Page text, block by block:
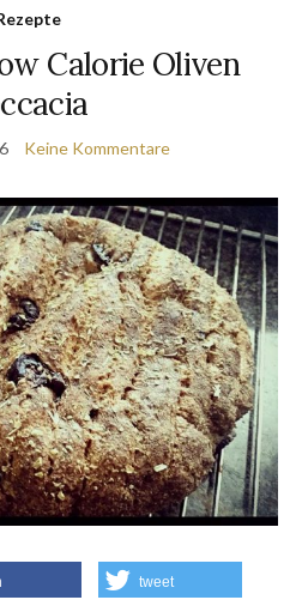
Calorie Oliven
Keine Kommentare
tweet